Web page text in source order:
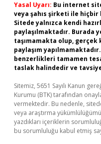
Yasal Uyarı: Bu internet
veya şahıs şirketi ile hiçbir
Sitede yalnızca kendi
paylaşılmaktadır. Burada
taşımamakta olup, gerçek
paylaşım
benzerlikleri tamamen
taslak halindedir ve
Sitemiz, 5651 Sayılı Kanun
Kurumu (BTK) tarafından
vermektedir. Bu nedenle,
veya araştırma
yazdıkları içeriklerin
bu sorumluluğu kabul etmiş